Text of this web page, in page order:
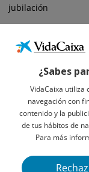
¿Sabes
VidaCaixa utiliza
navegación con
contenido y la
de tus hábitos de
Para más
jubilación
Informació Legal Sobre
Avís Legal
Privacidad